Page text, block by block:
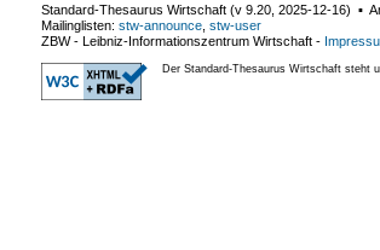
Standard-Thesaurus Wirtschaft (v 9.20 2025-12-16) ▪
Mailinglisten: stw-announce stw-user
ZBW - Leibniz-Informationszentrum Wirtschaft -
Der Standard-Thesaurus Wirtschaft steht